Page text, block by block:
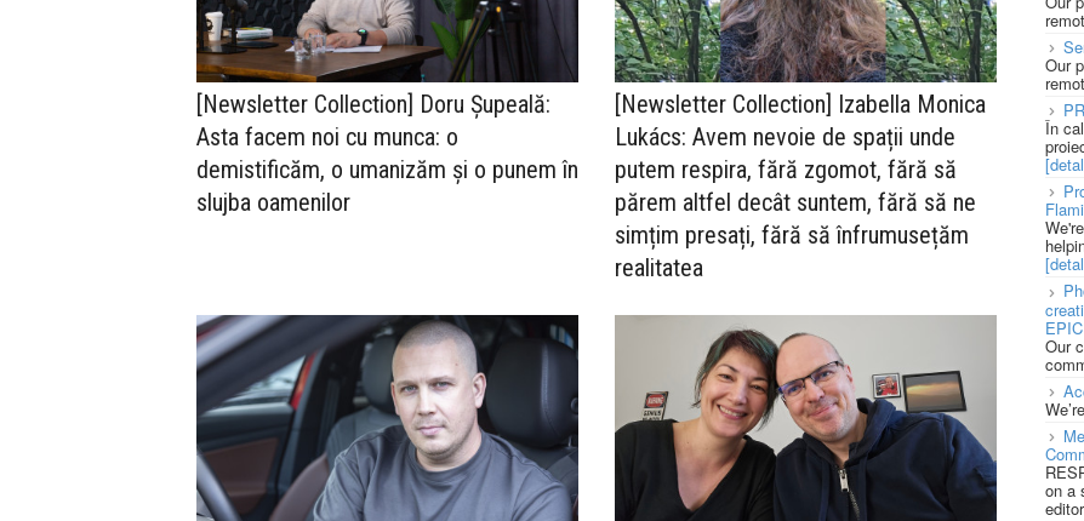
[Newsletter Collection] Doru Șupeală:
Asta facem noi cu munca: o
demistificăm, o umanizăm și o punem în
slujba oamenilor
[Newsletter Collection] Izabella Monica
Lukács: Avem nevoie de spații unde
putem respira, fără zgomot, fără să
părem altfel decât suntem, fără să ne
simțim presați, fără să înfrumusețăm
realitatea
Our
În
Our
on a